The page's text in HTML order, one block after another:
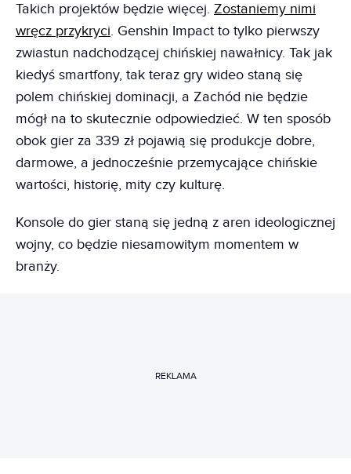
Takich projektów będzie więcej. Zostaniemy nimi
wręcz przykryci. Genshin Impact to tylko pierwszy
zwiastun nadchodzącej chińskiej nawałnicy. Tak jak
kiedyś smartfony, tak teraz gry wideo staną się
polem chińskiej dominacji, a Zachód nie będzie
mógł na to skutecznie odpowiedzieć. W ten sposób
obok gier za 339 zł pojawią się produkcje dobre,
darmowe, a jednocześnie przemycające chińskie
wartości, historię, mity czy kulturę.
Konsole do gier staną się jedną z aren ideologicznej
wojny, co będzie niesamowitym momentem w
branży.
REKLAMA